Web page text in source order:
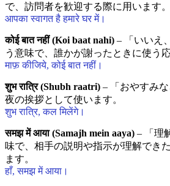
で、訪問者を歓迎する際に用います。
आपका स्वागत है हमारे घर में।
कोई बात नहीं (Koi baat nahi) – 「いいえ
う意味で、誰かが謝ったときに使う応
माफ़ कीजिये, कोई बात नहीं।
शुभ रात्रि (Shubh raatri) – 「おやすみ
夜の挨拶として使います。
शुभ रात्रि, कल मिलेंगे।
समझ में आया (Samajh mein aaya) – 「理
味で、相手の説明や指示が理解でき
ます。
हाँ, समझ में आया।